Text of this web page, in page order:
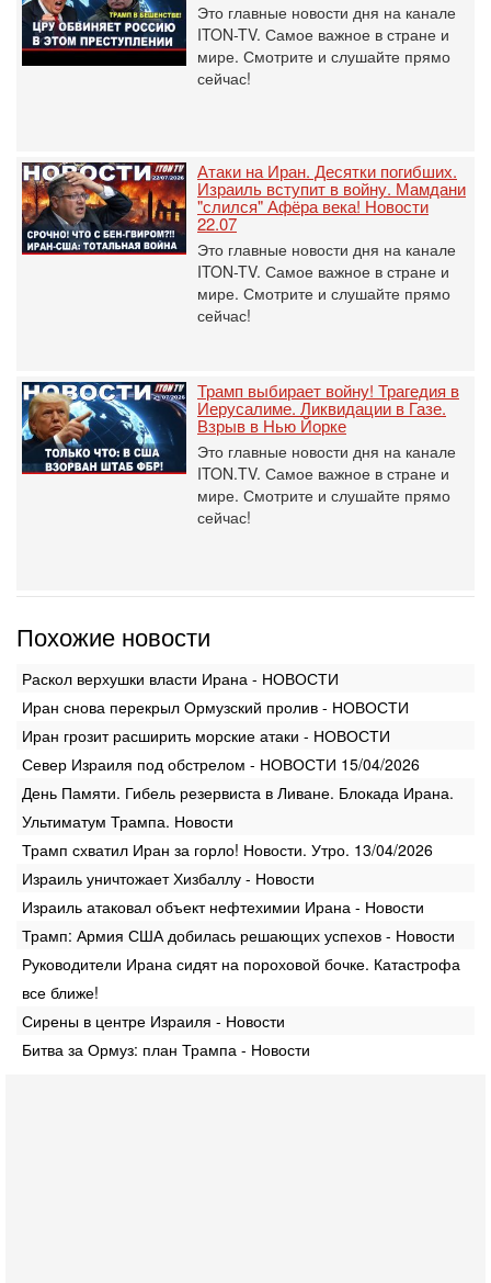
Это главные новости дня на канале
ITON-TV. Самое важное в стране и
мире. Смотрите и слушайте прямо
сейчас!
Атаки на Иран. Десятки погибших.
Израиль вступит в войну. Мамдани
"слился" Афёра века! Новости
22.07
Это главные новости дня на канале
ITON-TV. Самое важное в стране и
мире. Смотрите и слушайте прямо
сейчас!
Трамп выбирает войну! Трагедия в
Иерусалиме. Ликвидации в Газе.
Взрыв в Нью Йорке
Это главные новости дня на канале
ITON.TV. Самое важное в стране и
мире. Смотрите и слушайте прямо
сейчас!
Похожие новости
Раскол верхушки власти Ирана - НОВОСТИ
Иран снова перекрыл Ормузский пролив - НОВОСТИ
Иран грозит расширить морские атаки - НОВОСТИ
Север Израиля под обстрелом - НОВОСТИ 15/04/2026
День Памяти. Гибель резервиста в Ливане. Блокада Ирана.
Ультиматум Трампа. Новости
Трамп схватил Иран за горло! Новости. Утро. 13/04/2026
Израиль уничтожает Хизбаллу - Новости
Израиль атаковал объект нефтехимии Ирана - Новости
Трамп: Армия США добилась решающих успехов - Новости
Руководители Ирана сидят на пороховой бочке. Катастрофа
все ближе!
Сирены в центре Израиля - Новости
Битва за Ормуз: план Трампа - Новости